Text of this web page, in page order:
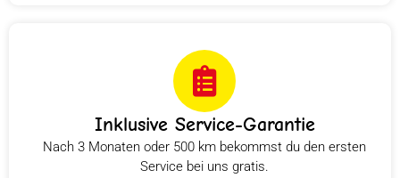
Inklusive Service-Garantie
Nach 3 Monaten oder 500 km bekommst du den ersten
Service bei uns gratis.